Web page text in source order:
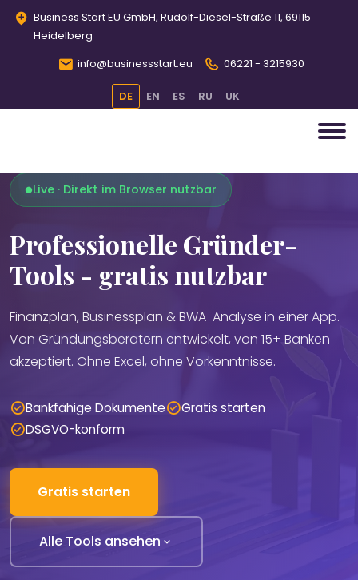
Business Start EU GmbH, Rudolf-Diesel-Straße 11, 69115
Heidelberg
info@businessstart.eu
06221 - 3215930
DE EN ES RU UK
Live · Direkt im Browser nutzbar
Professionelle Gründer-
Tools - gratis nutzbar
Finanzplan, Businessplan & BWA-Analyse in einer App.
Von Gründungsberatern entwickelt, von 15+ Banken
akzeptiert. Ohne Excel, ohne Vorkenntnisse.
Bankfähige Dokumente
Gratis starten
DSGVO-konform
Gratis starten
Alle Tools ansehen